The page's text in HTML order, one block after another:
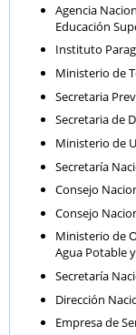
Agencia
Educación
Instituto
Ministerio de
Secretaria
Secretaria de
Ministerio de
Secretaría
Consejo
Consejo
Ministerio de
Agua Potable
Secretaría
Dirección
Empresa de